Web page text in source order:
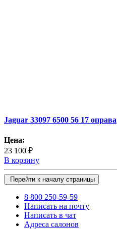
Jaguar 33097 6500 56 17 оправа
Цена:
23 100 ₽
В корзину
Перейти к началу страницы
8 800 250-59-59
Написать на почту
Написать в чат
Адреса салонов